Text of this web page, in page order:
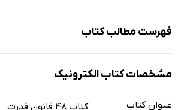
فهرست مطالب کتاب
قانون اول: هرگز از مافوقتان خوش‌تر ندرخشید
مشخصات کتاب الکترونیک
عنوان کتاب
کتاب 48 قانون قدرت